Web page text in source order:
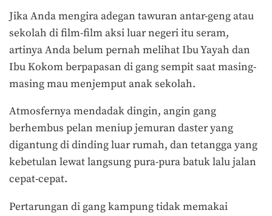
Jika Anda mengira adegan tawuran antar-geng atau
sekolah di film-film aksi luar negeri itu seram,
artinya Anda belum pernah melihat Ibu Yayah dan
Ibu Kokom berpapasan di gang sempit saat masing-
masing mau menjemput anak sekolah.
Atmosfernya mendadak dingin, angin gang
berhembus pelan meniup jemuran daster yang
digantung di dinding luar rumah, dan tetangga yang
kebetulan lewat langsung pura-pura batuk lalu jalan
cepat-cepat.
Pertarungan di gang kampung tidak memakai